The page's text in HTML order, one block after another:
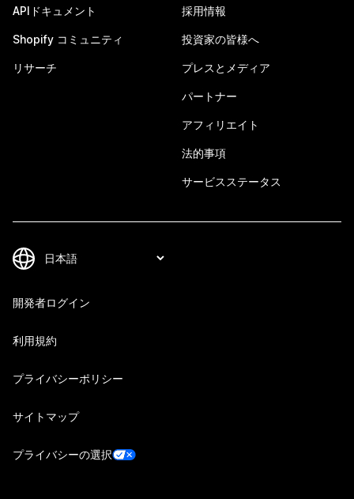
APIドキュメント
Shopify コミュニティ
リサーチ
採用情報
投資家の皆様へ
プレスとメディア
パートナー
アフィリエイト
法的事項
サービスステータス
開発者ログイン
利用規約
プライバシーポリシー
サイトマップ
プライバシーの選択